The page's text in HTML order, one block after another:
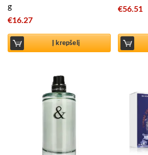
g
€16.27
Į krepšelį
€56.51